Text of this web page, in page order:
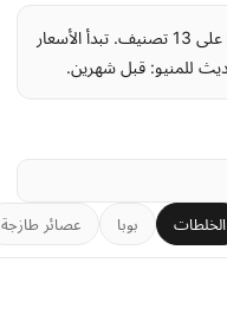
يقدّم سيجنتشر في الخبر 99 صنفاً موزّعة على 13 تصنيف. تبدأ الأسعار
الخلطات بوبا عصائر طازجة